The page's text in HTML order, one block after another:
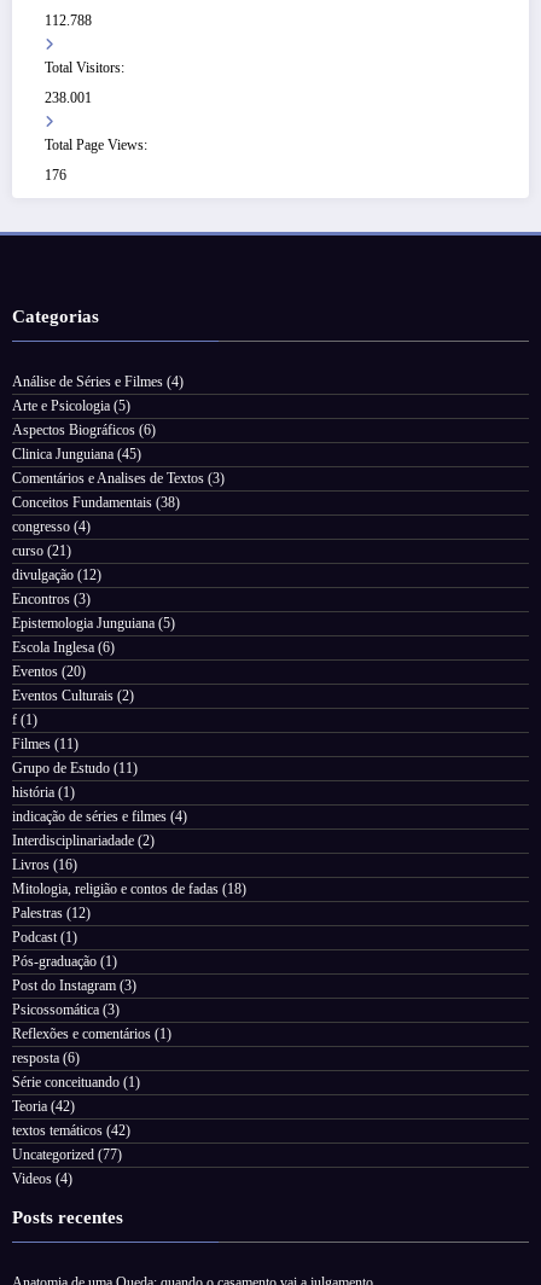
112.788
Total Visitors:
238.001
Total Page Views:
176
Categorias
Análise de Séries e Filmes (4)
Arte e Psicologia (5)
Aspectos Biográficos (6)
Clinica Junguiana (45)
Comentários e Analises de Textos (3)
Conceitos Fundamentais (38)
congresso (4)
curso (21)
divulgação (12)
Encontros (3)
Epistemologia Junguiana (5)
Escola Inglesa (6)
Eventos (20)
Eventos Culturais (2)
f (1)
Filmes (11)
Grupo de Estudo (11)
história (1)
indicação de séries e filmes (4)
Interdisciplinariadade (2)
Livros (16)
Mitologia, religião e contos de fadas (18)
Palestras (12)
Podcast (1)
Pós-graduação (1)
Post do Instagram (3)
Psicossomática (3)
Reflexões e comentários (1)
resposta (6)
Série conceituando (1)
Teoria (42)
textos temáticos (42)
Uncategorized (77)
Videos (4)
Posts recentes